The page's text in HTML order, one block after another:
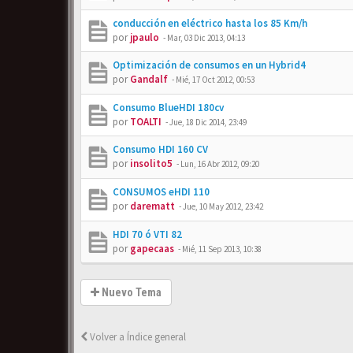
conducción en eléctrico hasta los 85 Km/h
porjpaulo - Mar, 03 Dic 2013, 04:13
Optimización de consumos en un Hybrid4
porGandalf - Mié, 17 Oct 2012, 00:53
Consumo BlueHDI 180cv
porTOALTI -Jue, 18 Dic 2014, 23:49
Consumo HDI 160 CV
porinsolito5 - Lun, 16 Abr 2012, 09:20
CONSUMOS eHDI 110
pordarematt -Jue, 10 May 2012, 23:42
HDI 70 ó VTI 82
porgapecaas - Mié, 11 Sep 2013, 10:38
Nuevo Tema
Volver a Índice general